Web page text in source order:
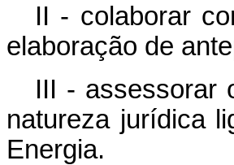
II - colaborar
elaboração de
III - assessorar
natureza jurídica
Energia.